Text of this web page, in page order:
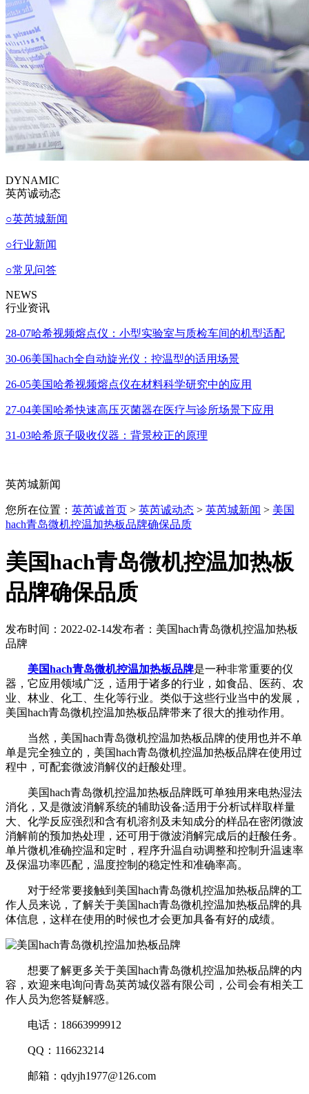
DYNAMIC
英芮诚动态
○英芮城新闻
○行业新闻
○常见问答
NEWS
行业资讯
28-07哈希视频熔点仪：小型实验室与质检车间的机型适配
30-06美国hach全自动旋光仪：控温型的适用场景
26-05美国哈希视频熔点仪在材料科学研究中的应用
27-04美国哈希快速高压灭菌器在医疗与诊所场景下应用
31-03哈希原子吸收仪器：背景校正的原理
英芮城新闻
您所在位置： 英芮诚首页 > 英芮诚动态 > 英芮城新闻 > 美国
hach青岛微机控温加热板品牌确保品质
美国hach青岛微机控温加热板
品牌确保品质
发布时间：2022-02-14发布者：美国hach青岛微机控温加热板
品牌
美国hach青岛微机控温加热板品牌是一种非常重要的仪
器，它应用领域广泛，适用于诸多的行业，如食品、医药、农
业、林业、化工、生化等行业。类似于这些行业当中的发展，
美国hach青岛微机控温加热板品牌带来了很大的推动作用。
当然，美国hach青岛微机控温加热板品牌的使用也并不单
单是完全独立的，美国hach青岛微机控温加热板品牌在使用过
程中，可配套微波消解仪的赶酸处理。
美国hach青岛微机控温加热板品牌既可单独用来电热湿法
消化，又是微波消解系统的辅助设备;适用于分析试样取样量
大、化学反应强烈和含有机溶剂及未知成分的样品在密闭微波
消解前的预加热处理，还可用于微波消解完成后的赶酸任务。
单片微机准确控温和定时，程序升温自动调整和控制升温速率
及保温功率匹配，温度控制的稳定性和准确率高。
对于经常要接触到美国hach青岛微机控温加热板品牌的工
作人员来说，了解关于美国hach青岛微机控温加热板品牌的具
体信息，这样在使用的时候也才会更加具备有好的成绩。
想要了解更多关于美国hach青岛微机控温加热板品牌的内
容，欢迎来电询问青岛英芮城仪器有限公司，公司会有相关工
作人员为您答疑解惑。
电话：18663999912
QQ：116623214
邮箱：qdyjh1977@126.com